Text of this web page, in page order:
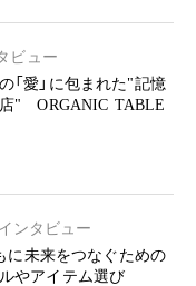
ビュー
「愛」に包まれた"記憶
" ORGANIC TABLE
インタビュー
未来をつなぐための
やアイテム選び